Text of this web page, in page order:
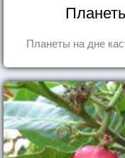
Планеты на дне